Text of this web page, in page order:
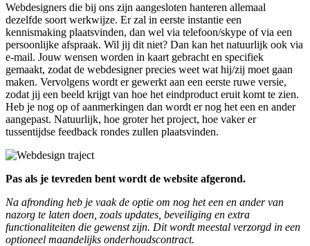
Webdesigners die bij ons zijn aangesloten hanteren allemaal
dezelfde soort werkwijze. Er zal in eerste instantie een
kennismaking plaatsvinden, dan wel via telefoon/skype of via een
persoonlijke afspraak. Wil jij dit niet? Dan kan het natuurlijk ook via
e-mail. Jouw wensen worden in kaart gebracht en specifiek
gemaakt, zodat de webdesigner precies weet wat hij/zij moet gaan
maken. Vervolgens wordt er gewerkt aan een eerste ruwe versie,
zodat jij een beeld krijgt van hoe het eindproduct eruit komt te zien.
Heb je nog op of aanmerkingen dan wordt er nog het een en ander
aangepast. Natuurlijk, hoe groter het project, hoe vaker er
tussentijdse feedback rondes zullen plaatsvinden.
Pas als je tevreden bent wordt de website afgerond.
Na afronding heb je vaak de optie om nog het een en ander van
nazorg te laten doen, zoals updates, beveiliging en extra
functionaliteiten die gewenst zijn. Dit wordt meestal verzorgd in een
optioneel maandelijks onderhoudscontract.